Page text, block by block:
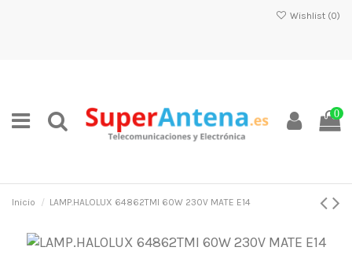
Wishlist (0)
0
Inicio LAMP.HALOLUX 64862TMI 60W 230V MATE E14